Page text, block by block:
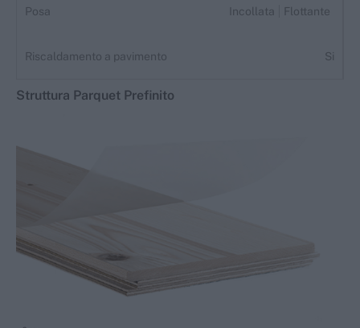
Posa Incollata Flottante
Riscaldamento a pavimento Si
Struttura Parquet Prefinito